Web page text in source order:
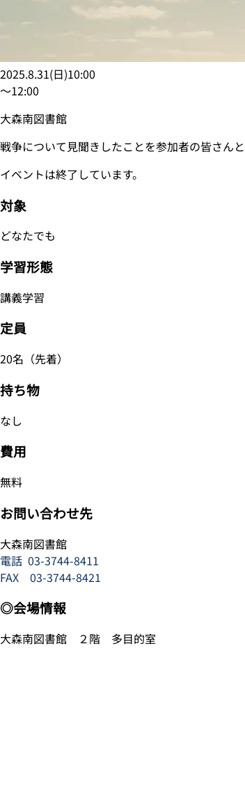
2025.8.31(日)10:00
〜12:00
大森南図書館
戦争について見聞きしたことを参加者の皆さん
イベントは終了しています。
対象
どなたでも
学習形態
講義学習
定員
20名（先着）
持ち物
なし
費用
無料
お問い合わせ先
大森南図書館
電話 03-3744-8411
FAX 03-3744-8421
◎会場情報
大森南図書館 ２階 多目的室